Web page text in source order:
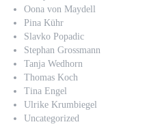
Oona von Maydell
Pina Kühr
Slavko Popadic
Stephan Grossmann
Tanja Wedhorn
Thomas Koch
Tina Engel
Ulrike Krumbiegel
Uncategorized